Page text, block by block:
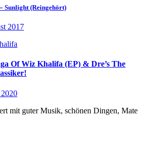
Sunlight (Reingehört)
2017
Of Wiz Khalifa (EP) & Dre’s The
mit guter Musik, schönen Dingen, Mate